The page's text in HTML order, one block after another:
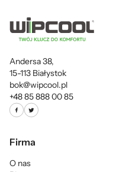
Andersa 38,
15-113 Białystok
bok@wipcool.pl
+48 85 888 00 85
Firma
O nas